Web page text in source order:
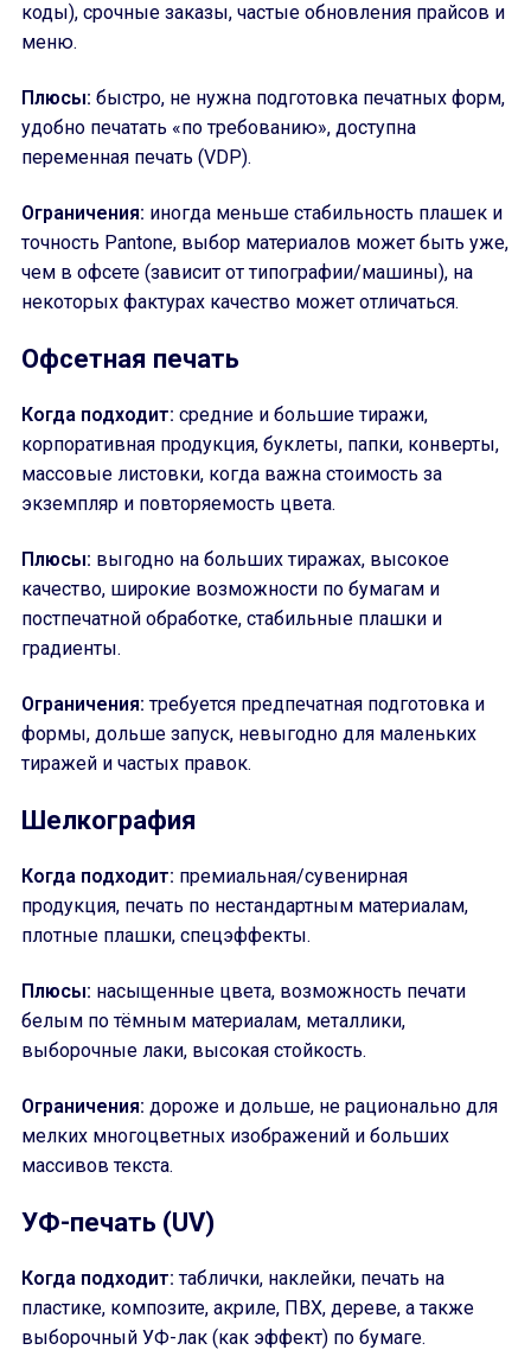
коды), срочные заказы, частые обновления прайсов и
меню.
Плюсы: быстро, не нужна подготовка печатных форм,
удобно печатать «по требованию», доступна
переменная печать (VDP).
Ограничения: иногда меньше стабильность плашек и
точность Pantone, выбор материалов может быть уже,
чем в офсете (зависит от типографии/машины), на
некоторых фактурах качество может отличаться.
Офсетная печать
Когда подходит: средние и большие тиражи,
корпоративная продукция, буклеты, папки, конверты,
массовые листовки, когда важна стоимость за
экземпляр и повторяемость цвета.
Плюсы: выгодно на больших тиражах, высокое
качество, широкие возможности по бумагам и
постпечатной обработке, стабильные плашки и
градиенты.
Ограничения: требуется предпечатная подготовка и
формы, дольше запуск, невыгодно для маленьких
тиражей и частых правок.
Шелкография
Когда подходит: премиальная/сувенирная
продукция, печать по нестандартным материалам,
плотные плашки, спецэффекты.
Плюсы: насыщенные цвета, возможность печати
белым по тёмным материалам, металлики,
выборочные лаки, высокая стойкость.
Ограничения: дороже и дольше, не рационально для
мелких многоцветных изображений и больших
массивов текста.
УФ-печать (UV)
Когда подходит: таблички, наклейки, печать на
пластике, композите, акриле, ПВХ, дереве, а также
выборочный УФ-лак (как эффект) по бумаге.